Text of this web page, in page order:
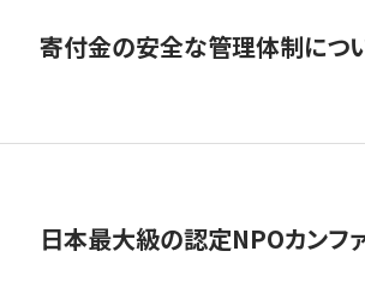
寄付金の安全な管理体制につ
日本最大級の認定NPOカンフ